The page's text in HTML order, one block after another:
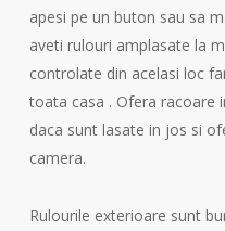
apesi pe un buton sau sa
aveti rulouri amplasate la
controlate din acelasi loc
toata casa . Ofera racoare
daca sunt lasate in jos si
camera.
Rulourile exterioare sunt